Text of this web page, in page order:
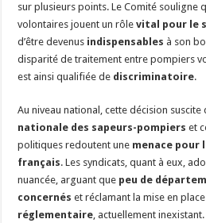
sur plusieurs points. Le Comité souligne
volontaires jouent un rôlevital pour le
d’être devenus indispensables à son
disparité de traitement entre pompiers
est ainsi qualifiée de discriminatoire.
Au niveau national, cette décision suscite
nationale des sapeurs-pompiers et
politiques redoutent une menace pour
français. Les syndicats, quant à eux,
nuancée, arguant que peu de
concernés et réclamant la mise en place
réglementaire, actuellement inexistant.